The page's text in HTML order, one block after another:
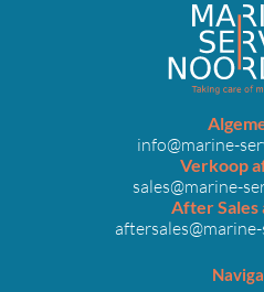
info@marine-
Verkoop
sales@marine-
After Sales